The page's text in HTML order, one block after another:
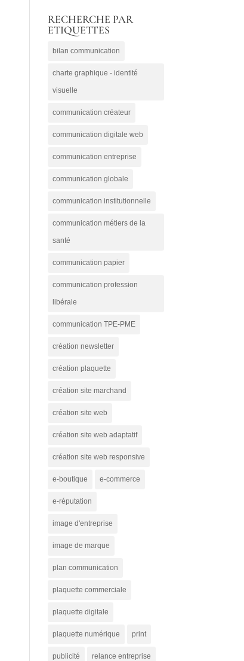
CATEGORIES
RECHERCHE PAR
ETIQUETTES
bilan communication
charte graphique - identité
visuelle
communication créateur
communication digitale web
communication entreprise
communication globale
communication institutionnelle
communication métiers de la
santé
communication papier
communication profession
libérale
communication TPE-PME
création newsletter
création plaquette
création site marchand
création site web
création site web adaptatif
création site web responsive
e-boutique e-commerce
e-réputation
image d'entreprise
image de marque
plan communication
plaquette commerciale
plaquette digitale
plaquette numérique print
publicité relance entreprise